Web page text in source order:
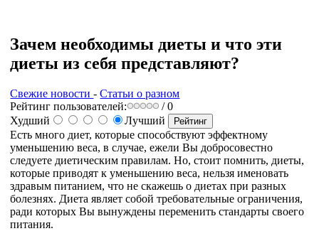
Зачем необходимы диеты и что эти
диеты из себя представляют?
Свежие новости-Статьи о разном
Рейтинг пользователей:
/ 0
Худший
Лучший
Есть много диет, которые способствуют эффектному
уменьшению веса, в случае, ежели Вы добросовестно
следуете диетическим правилам. Но, стоит помнить, диеты,
которые приводят к уменьшению веса, нельзя именовать
здравым питанием, что не скажешь о диетах при разных
болезнях. Диета являет собой требовательные ограничения,
ради которых Вы вынуждены переменить стандарты своего
питания.